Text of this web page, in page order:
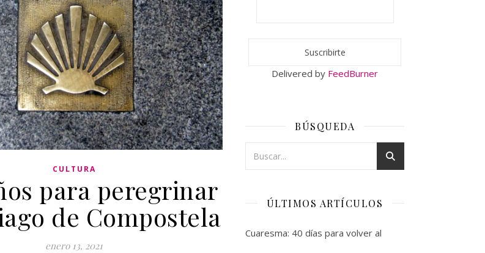
CULTURA
para peregrinar
de Compostela
enero 13, 2021
Delivered by FeedBurner
BÚSQUEDA
ÚLTIMOS ARTÍCULOS
Cuaresma: 40 días para volver al